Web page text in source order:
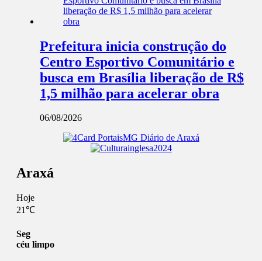
Prefeitura inicia construção do
Centro Esportivo Comunitário e
busca em Brasília liberação de R$
1,5 milhão para acelerar obra
06/08/2026
Araxá
Hoje
21℃
Seg
céu limpo